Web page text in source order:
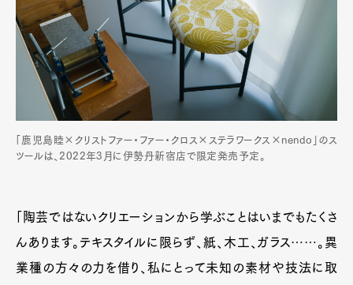
「鹿児島睦×クリストファー・ファー・クロス×ステラワークス×nendo」のス
ツールは、2022年3月に伊勢丹新宿店で限定発売予定。
「陶芸ではないクリエーションから学ぶことはいまでもたくさ
んあります。テキスタイルに限らず、紙、木工、ガラス……。異
業種の方々の力を借り、私にとって未知の素材や技法に取